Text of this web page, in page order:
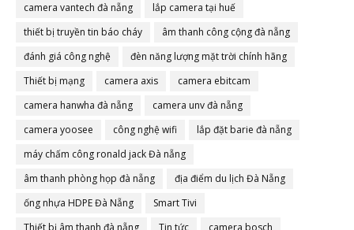
camera vantech đà nẵng
lắp camera tại huế
thiết bị truyền tin báo cháy
âm thanh công cộng đà nẵng
đánh giá công nghệ
đèn năng lượng mặt trời chính hãng
Thiết bị mạng
camera axis
camera ebitcam
camera hanwha đà nẵng
camera unv đà nẵng
camera yoosee
công nghệ wifi
lắp đặt barie đà nẵng
máy chấm công ronald jack Đà nẵng
âm thanh phòng họp đà nẵng
địa điểm du lịch Đà Nẵng
ống nhựa HDPE Đà Nẵng
Smart Tivi
Thiết bị âm thanh đà nẵng
Tin tức
camera bosch